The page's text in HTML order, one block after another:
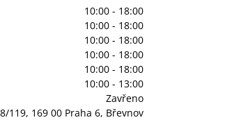
10:00 - 18:00
10:00 - 18:00
10:00 - 18:00
10:00 - 18:00
10:00 - 18:00
10:00 - 13:00
Zavřeno
119, 169 00 Praha 6, Břevnov